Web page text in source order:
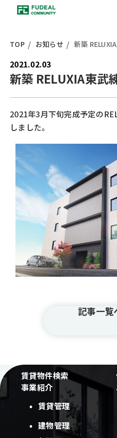
TOP お知らせ 新築
2021.02.03
新築 RELUXIA東武
2021年3月下旬完成予定の
しました。
記事一覧
賃貸物件検索
事業紹介
賃貸管理
建物管理